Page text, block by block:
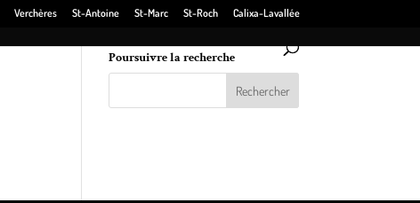
Verchères St-Antoine St-Marc St-Roch Calixa-Lavallée
Poursuivre la recherche